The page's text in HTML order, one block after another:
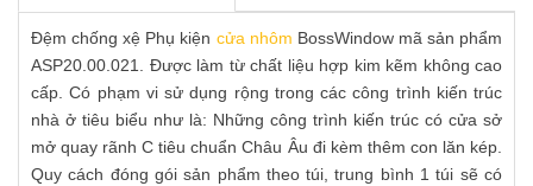
Đệm chống xệ Phụ kiện cửa nhôm BossWindow mã sản phẩm
ASP20.00.021. Được làm từ chất liệu hợp kim kẽm không cao
cấp. Có phạm vi sử dụng rộng trong các công trình kiến trúc
nhà ở tiêu biểu như là: Những công trình kiến trúc có cửa sở
mở quay rãnh C tiêu chuẩn Châu Âu đi kèm thêm con lăn kép.
Quy cách đóng gói sản phẩm theo túi, trung bình 1 túi sẽ có